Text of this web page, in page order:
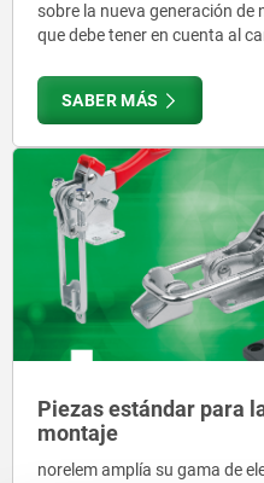
sobre la nueva generación de
que debe tener en cuenta al
SABER MÁS
Piezas estándar para
montaje
norelem amplía su gama de